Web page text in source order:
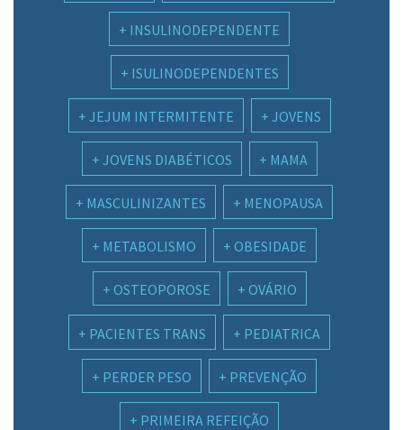
INSULINODEPENDENTE
ISULINODEPENDENTES
JEJUM INTERMITENTE JOVENS
JOVENS DIABÉTICOS MAMA
MASCULINIZANTES MENOPAUSA
METABOLISMO OBESIDADE
OSTEOPOROSE OVÁRIO
PACIENTES TRANS PEDIATRICA
PERDER PESO PREVENÇÃO
PRIMEIRA REFEIÇÃO